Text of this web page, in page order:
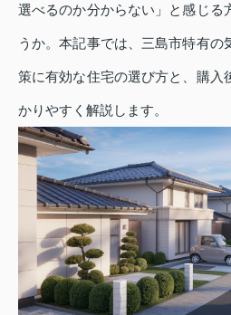
選べるのか分からない」と感じる
うか。本記事では、三島市特有の
策に有効な住宅の選び方と、購入
かりやすく解説します。